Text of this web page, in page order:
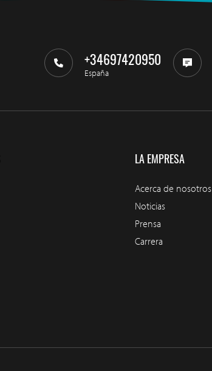
+34697420950
España
LA EMPRESA
Acerca de nosotros
Noticias
Prensa
Carrera